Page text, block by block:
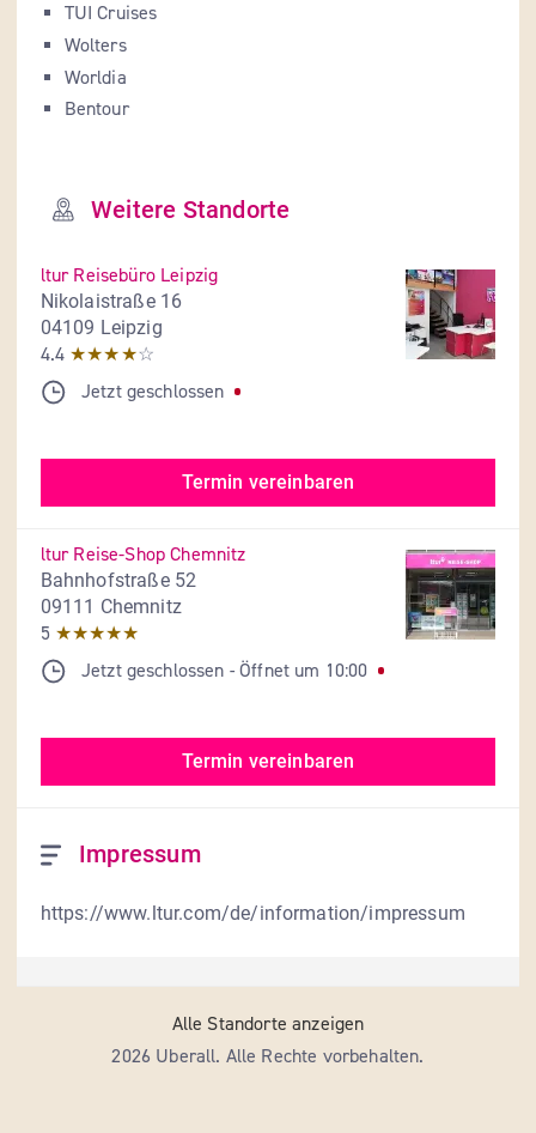
TUI Cruises
Wolters
Worldia
Bentour
Weitere Standorte
ltur Reisebüro Leipzig
Nikolaistraße 16
04109 Leipzig
4.4 ★★★★☆
Jetzt geschlossen
Termin vereinbaren
ltur Reise-Shop Chemnitz
Bahnhofstraße 52
09111 Chemnitz
5 ★★★★★
Jetzt geschlossen - Öffnet um 10:00
Termin vereinbaren
Impressum
https://www.ltur.com/de/information/impressum
Alle Standorte anzeigen
2026 Uberall. Alle Rechte vorbehalten.